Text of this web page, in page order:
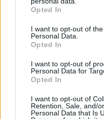
grant or deny consent to
use your data for below
consent section.
Opted In
I want to opt-out of
Personal Data.
Opted In
I want to opt-out of
Personal Data for
Opted In
I want to opt-out of
Retention, Sale, and/
Personal Data that Is
στον Λυκαβηττό, από
θάνατος
08.08.2026, 15:07
Προήχθη σε Αστυνόμο Α' η
08.08.2026, 14:57